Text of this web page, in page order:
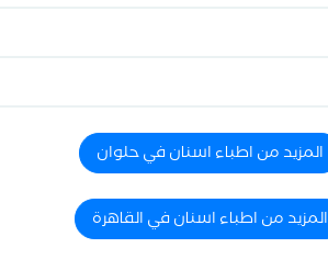
المزيد من اطباء اسنان في حلوان
المزيد من اطباء اسنان في القاهرة